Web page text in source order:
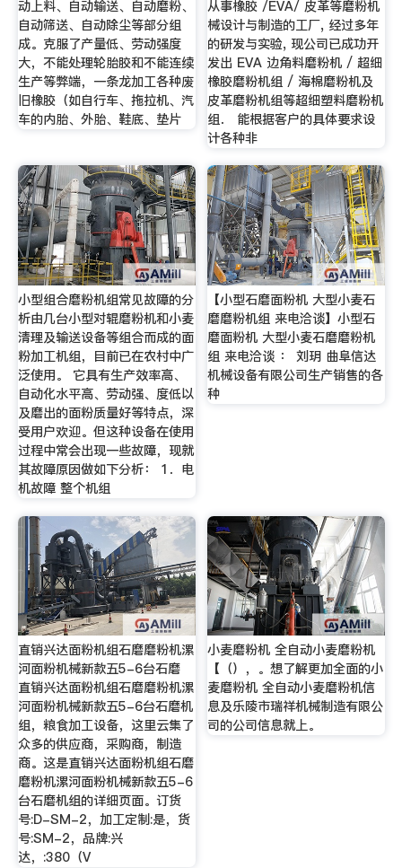
动上料、自动输送、自动磨粉、
自动筛送、自动除尘等部分组
成。克服了产量低、劳动强度
大，不能处理轮胎胶和不能连续
生产等弊端，一条龙加工各种废
旧橡胶（如自行车、拖拉机、汽
车的内胎、外胎、鞋底、垫片
从事橡胶 /EVA/ 皮革等磨粉机
械设计与制造的工厂, 经过多年
的研发与实验, 现公司已成功开
发出 EVA 边角料磨粉机 / 超细
橡胶磨粉机组 / 海棉磨粉机及
皮革磨粉机组等超细塑料磨粉机
组． 能根据客户的具体要求设
计各种非
小型组合磨粉机组常见故障的分
析由几台小型对辊磨粉机和小麦
清理及输送设备等组合而成的面
粉加工机组，目前已在农村中广
泛使用。 它具有生产效率高、
自动化水平高、劳动强、度低以
及磨出的面粉质量好等特点，深
受用户欢迎。但这种设备在使用
过程中常会出现一些故障，现就
其故障原因做如下分析： 1．电
机故障 整个机组
【小型石磨面粉机 大型小麦石
磨磨粉机组 来电洽谈】小型石
磨面粉机 大型小麦石磨磨粉机
组 来电洽谈 ： 刘玥 曲阜信达
机械设备有限公司生产销售的各
种
直销兴达面粉机组石磨磨粉机漯
河面粉机械新款五5-6台石磨
直销兴达面粉机组石磨磨粉机漯
河面粉机械新款五5-6台石磨机
组，粮食加工设备，这里云集了
众多的供应商，采购商，制造
商。这是直销兴达面粉机组石磨
磨粉机漯河面粉机械新款五5-6
台石磨机组的详细页面。订货
号:D-SM-2，加工定制:是，货
号:SM-2，品牌:兴
达，:380（V
小麦磨粉机 全自动小麦磨粉机
【（），。想了解更加全面的小
麦磨粉机 全自动小麦磨粉机信
息及乐陵市瑞祥机械制造有限公
司的公司信息就上。